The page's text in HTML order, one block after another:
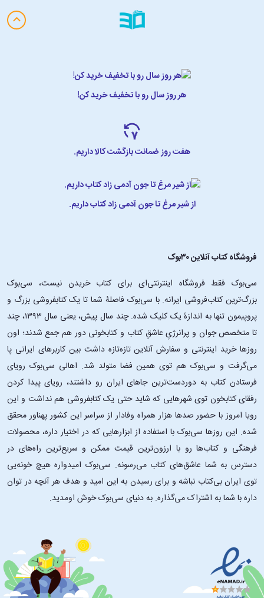
هر روز سال رو با تخفیف خرید کن!
هفت روز ضمانت بازگشت کالا داریم.
از شیر مرغ تا جون آدمی زاد کتاب داریم.
فروشگاه کتاب آنلاین ۳۰بوک
سی‌بوک فقط فروشگاه اینترنتی‌ای برای کتاب خریدن نیست، سی‌بوک
بزرگ‌ترین کتاب‌فروشی ایرانه. با سی‌بوک فاصلۀ شما تا یک کتابفروشی بزرگ و
پروپیمون تنها به اندازۀ یک کلیک شده. چند سال پیش، یعنی سال ۱۳۹۳، چند
تا متخصص جوان و پرانرژیِ عاشقِ کتاب و کتابخونی دور هم جمع شدند؛ اون‌
روزها خرید اینترنتی و سفارش آنلاین تازه‌تازه داشت بین کاربرهای ایرانی پا
می‌گرفت و سی‌بوک هم توی همین فضا متولد شد. اهالی سی‌بوک رویای
فرستادن کتاب به دوردست‌ترین جاهای ایران رو داشتند، رویای پیدا کردن
رفقای کتابخون توی شهرهایی که شاید حتی یک کتابفروشی هم نداشت و این
رویا امروز با حضور صدها هزار همراه وفادار از سراسر این کشور پهناور محقق
شده. این ‌روزها سی‌بوک با استفاده از ابزارهایی که در اختیار داره، محصولات
فرهنگی و کتاب‌ها رو با ارزون‌ترین قیمت ممکن و سریع‌ترین راه‌های در
دسترس به شما عاشق‌های کتاب می‌رسونه. سی‌بوک امیدواره هیچ خونه‌یی
توی ایران بی‌کتاب نباشه و برای رسیدن به این امید و هدف هر آنچه در توان
داره با شما به اشتراک می‌گذاره. به دنیای سی‌بوک خوش اومدید.